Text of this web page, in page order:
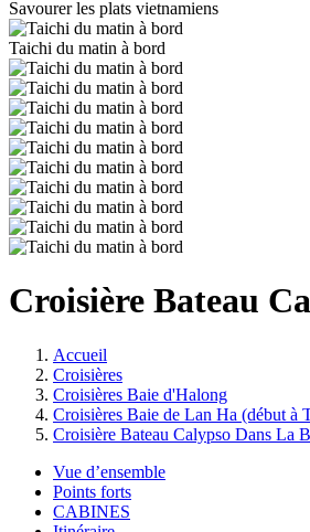
Savourer les plats vietnamiens
Taichi du matin à bord
Croisière Bateau
Accueil
Croisières
Croisières Baie d'Halong
Croisières Baie de Lan Ha (début à
Croisière Bateau Calypso Dans La
Vue d’ensemble
Points forts
CABINES